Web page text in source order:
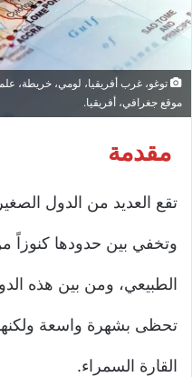
توغو، غرب أفريقيا، لومي، خريطة، علم
موقع جغرافي، أفريقيا.
مقدمة
تقع العديد من الدول
وتخفي بين حدودها كنوزاً
الطبيعي، ومن بين هذه
تحظى بشهرة واسعة
القارة السمراء.